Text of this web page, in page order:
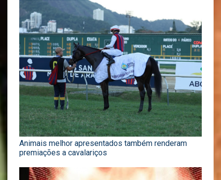
Animais melhor apresentados também renderam
premiações a cavalariços